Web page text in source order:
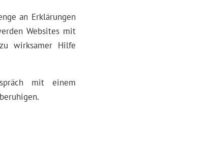
an Erklärungen
Websites mit
wirksamer Hilfe
mit einem